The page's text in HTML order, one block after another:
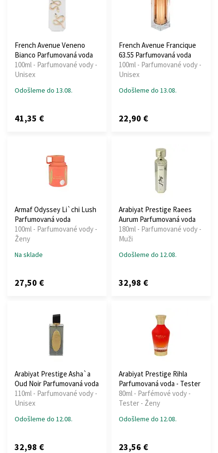
French Avenue Veneno
Bianco Parfumovaná voda
100ml - Parfumované vody -
Unisex
Odošleme do 13.08.
41,35 €
French Avenue Francique
63.55 Parfumovaná voda
100ml - Parfumované vody -
Unisex
Odošleme do 13.08.
22,90 €
Armaf Odyssey Li`chi Lush
Parfumovaná voda
100ml - Parfumované vody -
Ženy
Na sklade
27,50 €
Arabiyat Prestige Raees
Aurum Parfumovaná voda
180ml - Parfumované vody -
Muži
Odošleme do 12.08.
32,98 €
Arabiyat Prestige Asha`a
Oud Noir Parfumovaná voda
110ml - Parfumované vody -
Unisex
Odošleme do 12.08.
32,98 €
Arabiyat Prestige Rihla
Parfumovaná voda - Tester
80ml - Parfémové vody -
Tester - Ženy
Odošleme do 12.08.
23,56 €